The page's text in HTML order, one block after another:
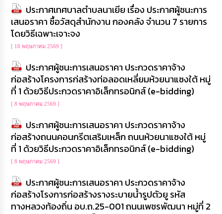
ความ
รู้
ข้อมูล
การ
ประกาศเทศบาลตำบลนาเยีย เรื่อง ประกาศผู้ชนะการ
เสนอราคา ซื้อวัสดุสำนักงาน กองคลัง จำนวน 7 รายการ
โดยวิธีเฉพาะเจาะจง
[ 18 พฤษภาคม 2569 ]
ประกาศผู้ชนะการเสนอราคา ประกวดราคาจ้าง
ก่อสร้างโครงการก่สร้างท่อลอดเหลี่ยมห้วยนาแซงใต้ หมู่
ที่ 1 ด้วยวิธีประกวดราคาอิเล็กทรอนิกส์ (e-bidding)
[ 8 พฤษภาคม 2569 ]
ประกาศผู้ชนะการเสนอราคา ประกวดราคาจ้าง
ก่อสร้างถนนคอนกรีตเสริมเหล็ก ถนนห้วยนาแซงใต้ หมู่
ที่ 1 ด้วยวิธีประกวดราคาอิเล็กทรอนิกส์ (e-bidding)
[ 8 พฤษภาคม 2569 ]
ประกาศผู้ชนะการเสนอราคา ประกวดราคาจ้าง
ก่อสร้างโรงการก่อสร้างรางระบายน้ำรูปตัวยู รหัส
ทางหลวงท้องถิ่น อบ.ถ.25-001 ถนนเพชรพัฒนา หมู่ที่ 2